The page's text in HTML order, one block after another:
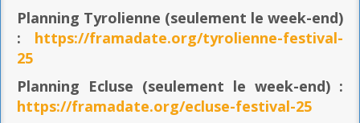
Planning Tyrolienne (seulement le week-end)
: https://framadate.org/tyrolienne-festival-
25
Planning Ecluse (seulement le week-end) :
https://framadate.org/ecluse-festival-25